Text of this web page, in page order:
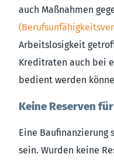
auch Maßnahmen
Arbeitslosigkeit
Kreditraten auch bei
bedient werden
Keine Reserven
Eine
sein. Wurden keine